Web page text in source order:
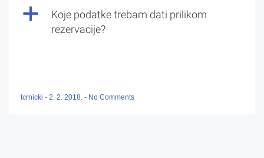
a
Koje podatke trebam dati prilikom
rezervacije?
tcrnicki - 2. 2. 2018. - No Comments